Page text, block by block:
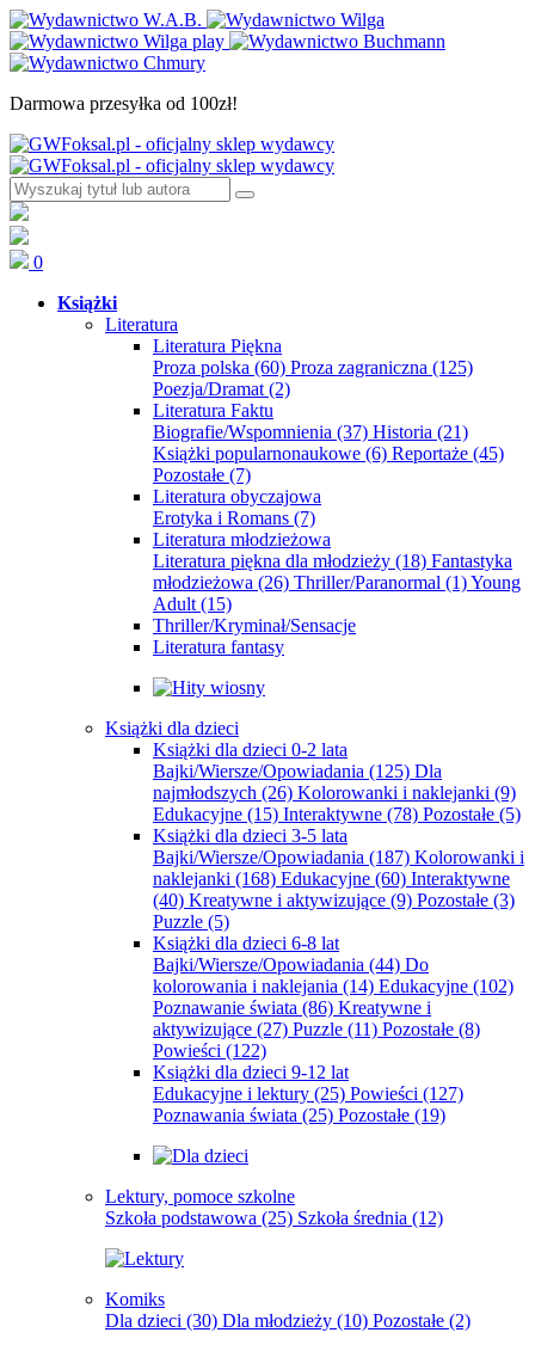
Darmowa przesyłka od 100zł!
0
Książki
Literatura
Literatura Piękna
Proza polska (60) Proza zagraniczna (125)
Poezja/Dramat (2)
Literatura Faktu
Biografie/Wspomnienia (37) Historia (21)
Książki popularnonaukowe (6) Reportaże (45)
Pozostałe (7)
Literatura obyczajowa
Erotyka i Romans (7)
Literatura młodzieżowa
Literatura piękna dla młodzieży (18) Fantastyka
młodzieżowa (26) Thriller/Paranormal (1)Young
Adult (15)
Thriller/Kryminał/Sensacje
Literatura fantasy
Książki dla dzieci
Książki dla dzieci 0-2 lata
Bajki/Wiersze/Opowiadania (125) Dla
najmłodszych (26) Kolorowanki i naklejanki (9)
Edukacyjne (15) Interaktywne (78) Pozostałe (5)
Książki dla dzieci 3-5 lata
Bajki/Wiersze/Opowiadania (187) Kolorowanki i
naklejanki (168) Edukacyjne (60) Interaktywne
(40) Kreatywne i aktywizujące (9) Pozostałe (3)
Puzzle (5)
Książki dla dzieci 6-8 lat
Bajki/Wiersze/Opowiadania (44) Do
kolorowania i naklejania (14) Edukacyjne (102)
Poznawanie świata (86) Kreatywne i
aktywizujące (27) Puzzle (11) Pozostałe (8)
Powieści (122)
Książki dla dzieci 9-12 lat
Edukacyjne i lektury (25) Powieści (127)
Poznawania świata (25) Pozostałe (19)
Lektury, pomoce szkolne
Szkoła podstawowa (25) Szkoła średnia (12)
Komiks
Dla dzieci (30) Dla młodzieży (10) Pozostałe (2)